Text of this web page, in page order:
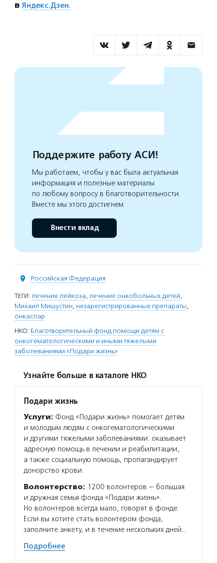
в Яндекс.Дзен.
Поддержите работу АСИ!
Мы работаем, чтобы у вас была актуальная
информация и полезные материалы
по любому вопросу в благотворительности.
Вместе мы этого достигнем
Внести вклад
Российская Федерация
ТЕГИ: лечение лейкоза, лечение онкобольных детей,
Михаил Мишустин, незарегистрированные препараты,
онкаспар
НКО: Благотворительный фонд помощи детям с
онкогематологическими и иными тяжелыми
заболеваниями «Подари жизнь»
Узнайте больше в каталоге НКО
Подари жизнь
Услуги: Фонд «Подари жизнь» помогает детям
и молодым людям с онкогематологическими
и другими тяжелыми заболеваниями: оказывает
адресную помощь в лечении и реабилитации,
а также социальную помощь, пропагандирует
донорство крови.
Волонтерство: 1200 волонтеров — большая
и дружная семья фонда «Подари жизнь».
Но волонтеров всегда мало, говорят в фонде.
Если вы хотите стать волонтером фонда,
заполните анкету, и в течение нескольких дней…
Подробнее